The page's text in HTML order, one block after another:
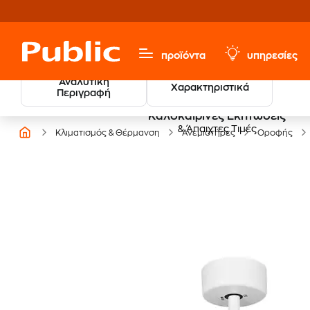
προϊόντα υπηρεσίες
Αναλυτική
Περιγραφή
Χαρακτηριστικά
Καλοκαιρινές Εκπτώσεις
& Άπαιχτες Τιμές
Κλιματισμός & Θέρμανση Ανεμιστήρες Οροφής